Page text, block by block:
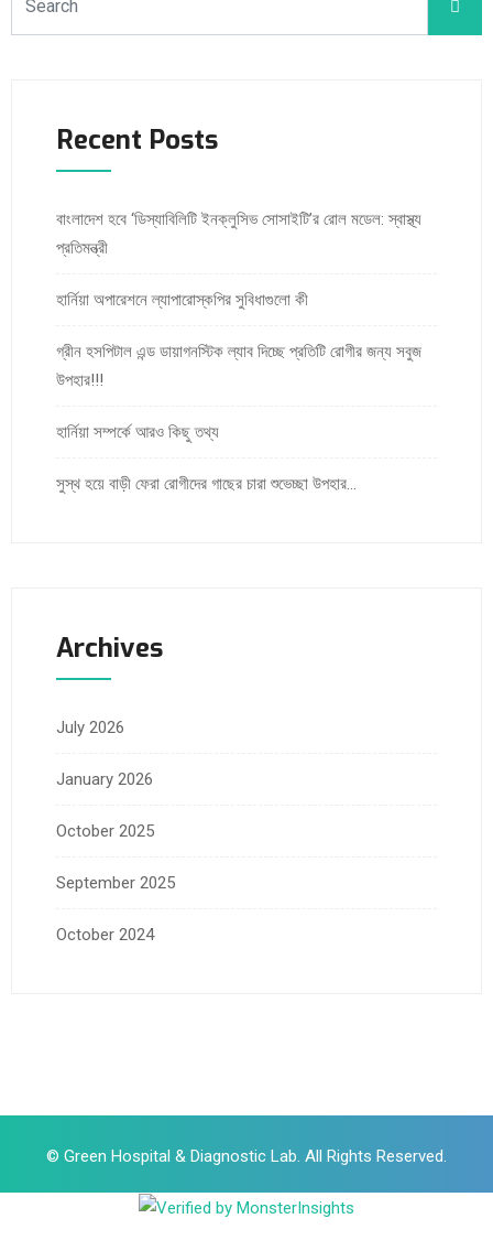
Recent Posts
বাংলাদেশ হবে ‘ডিস্যাবিলিটি ইনক্লুসিভ সোসাইটি’র রোল মডেল: স্বাস্থ্য
প্রতিমন্ত্রী
হার্নিয়া অপারেশনে ল্যাপারোস্কপির সুবিধাগুলো কী
গ্রীন হসপিটাল এন্ড ডায়াগনস্টিক ল্যাব দিচ্ছে প্রতিটি রোগীর জন্য সবুজ
উপহার!!!
হার্নিয়া সম্পর্কে আরও কিছু তথ্য
সুস্থ হয়ে বাড়ী ফেরা রোগীদের গাছের চারা শুভেচ্ছা উপহার…
Archives
July 2026
January 2026
October 2025
September 2025
October 2024
© Green Hospital & Diagnostic Lab. All Rights Reserved.